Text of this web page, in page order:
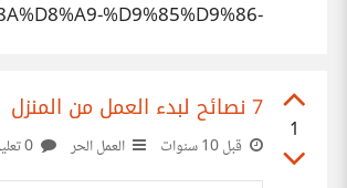
%D9%85%D9%86-
1
7 نصائح لبدء العمل من المنزل
قبل 10 سنوات العمل الحر